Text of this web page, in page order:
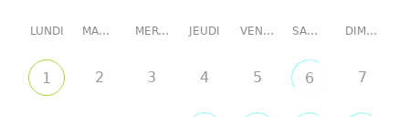
LUNDI MARDI MERCREDI JEUDI VENDREDI SAMEDI DIMANCHE
1 2 3 4 5 6 7